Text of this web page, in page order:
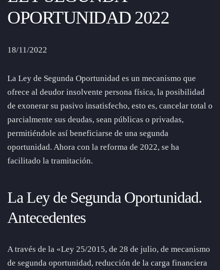
OPORTUNIDAD 2022
18/11/2022
La Ley de Segunda Oportunidad es un mecanismo que
ofrece al deudor insolvente persona física, la posibilidad
de exonerar su pasivo insatisfecho, esto es, cancelar total o
parcialmente sus deudas, sean públicas o privadas,
permitiéndole así beneficiarse de una segunda
oportunidad. Ahora con la reforma de 2022, se ha
facilitado la tramitación.
La Ley de Segunda Oportunidad.
Antecedentes
A través de la «Ley 25/2015, de 28 de julio, de mecanismo
de segunda oportunidad, reducción de la carga financiera